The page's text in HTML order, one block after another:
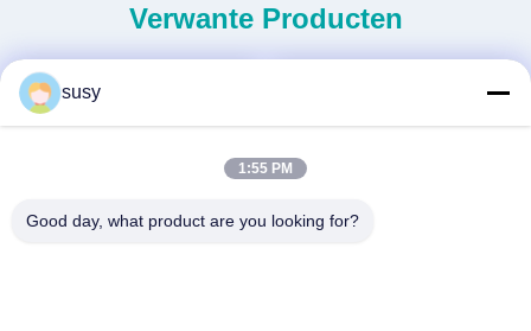
Verwante Producten
susy
1:55 PM
Good day, what product are you looking for?